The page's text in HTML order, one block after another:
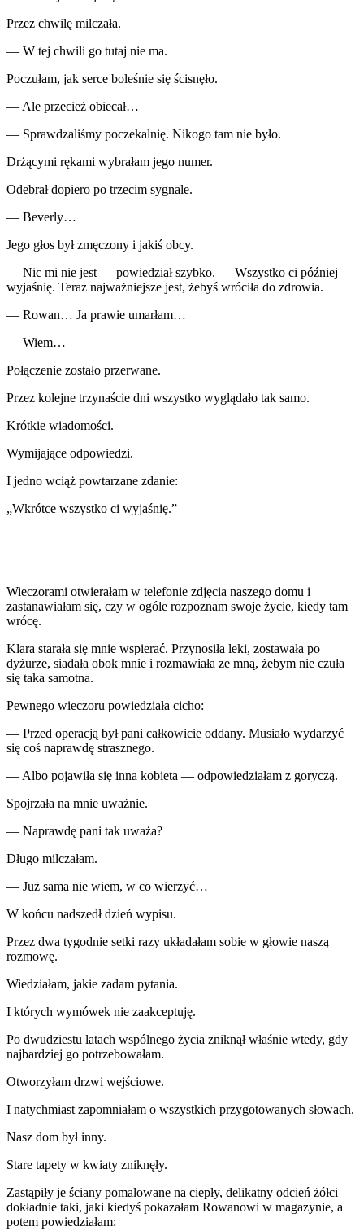
Przez chwilę milczała.
— W tej chwili go tutaj nie ma.
Poczułam, jak serce boleśnie się ścisnęło.
— Ale przecież obiecał…
— Sprawdzaliśmy poczekalnię. Nikogo tam nie było.
Drżącymi rękami wybrałam jego numer.
Odebrał dopiero po trzecim sygnale.
— Beverly…
Jego głos był zmęczony i jakiś obcy.
— Nic mi nie jest — powiedział szybko. — Wszystko ci później
wyjaśnię. Teraz najważniejsze jest, żebyś wróciła do zdrowia.
— Rowan… Ja prawie umarłam…
— Wiem…
Połączenie zostało przerwane.
Przez kolejne trzynaście dni wszystko wyglądało tak samo.
Krótkie wiadomości.
Wymijające odpowiedzi.
I jedno wciąż powtarzane zdanie:
„Wkrótce wszystko ci wyjaśnię.”
Wieczorami otwierałam w telefonie zdjęcia naszego domu i
zastanawiałam się, czy w ogóle rozpoznam swoje życie, kiedy tam
wrócę.
Klara starała się mnie wspierać. Przynosiła leki, zostawała po
dyżurze, siadała obok mnie i rozmawiała ze mną, żebym nie czuła
się taka samotna.
Pewnego wieczoru powiedziała cicho:
— Przed operacją był pani całkowicie oddany. Musiało wydarzyć
się coś naprawdę strasznego.
— Albo pojawiła się inna kobieta — odpowiedziałam z goryczą.
Spojrzała na mnie uważnie.
— Naprawdę pani tak uważa?
Długo milczałam.
— Już sama nie wiem, w co wierzyć…
W końcu nadszedł dzień wypisu.
Przez dwa tygodnie setki razy układałam sobie w głowie naszą
rozmowę.
Wiedziałam, jakie zadam pytania.
I których wymówek nie zaakceptuję.
Po dwudziestu latach wspólnego życia zniknął właśnie wtedy, gdy
najbardziej go potrzebowałam.
Otworzyłam drzwi wejściowe.
I natychmiast zapomniałam o wszystkich przygotowanych słowach.
Nasz dom był inny.
Stare tapety w kwiaty zniknęły.
Zastąpiły je ściany pomalowane na ciepły, delikatny odcień żółci —
dokładnie taki, jaki kiedyś pokazałam Rowanowi w magazynie, a
potem powiedziałam: